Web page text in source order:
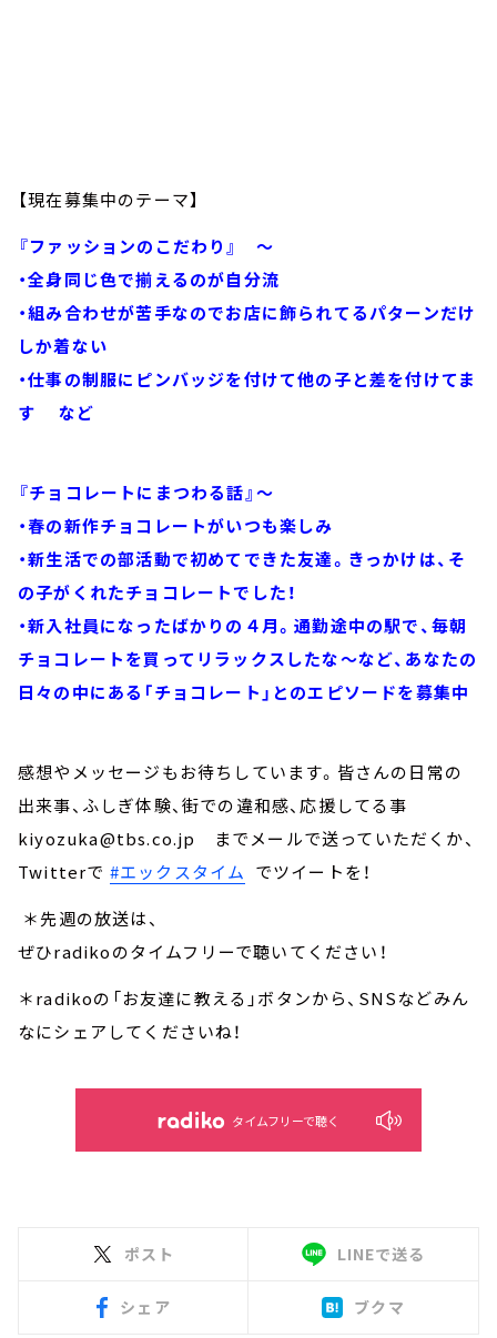
【現在募集中のテーマ】
『ファッションのこだわり』 ～
・全身同じ色で揃えるのが自分流
・組み合わせが苦手なのでお店に飾られてるパターンだけ
しか着ない
・仕事の制服にピンバッジを付けて他の子と差を付けてま
す など
『チョコレートにまつわる話』～
・春の新作チョコレートがいつも楽しみ
・新生活での部活動で初めてできた友達。きっかけは、そ
の子がくれたチョコレートでした！
・新入社員になったばかりの４月。通勤途中の駅で、毎朝
チョコレートを買ってリラックスしたな～など、あなたの
日々の中にある「チョコレート」とのエピソードを募集中
感想やメッセージもお待ちしています。皆さんの日常の
出来事、ふしぎ体験、街での違和感、応援してる事
kiyozuka@tbs.co.jp までメールで送っていただくか、
Twitterで #エックスタイム でツイートを！
＊先週の放送は、
ぜひradikoのタイムフリーで聴いてください！
＊radikoの「お友達に教える」ボタンから、SNSなどみん
なにシェアしてくださいね！
タイムフリーで聴く
ポスト LINEで送る
シェア ブクマ